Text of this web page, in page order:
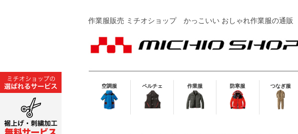
作業服販売 ミチオショップかっこいい おしゃれ作業服の通販
空調服 ペルチェ 作業服 防寒服 つなぎ服